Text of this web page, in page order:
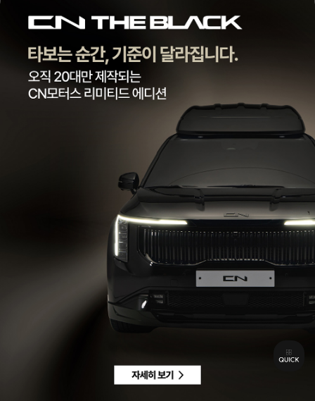
주식회사 씨엔모터스
대표 | 조종현
전화 |1855-3966
팩스 | 032-578-3966
통신판매업신고번호 | 제 2022-인천서구-2322호
차량구매상담 | 평일 09:00 ~ 18:00 / 주말 및 공휴일 10:00 ~ 18:00
AS 및 기타상담 | 평일 09:00 ~ 18:00 / 주말 및 공휴일 휴무
이메일수집정보